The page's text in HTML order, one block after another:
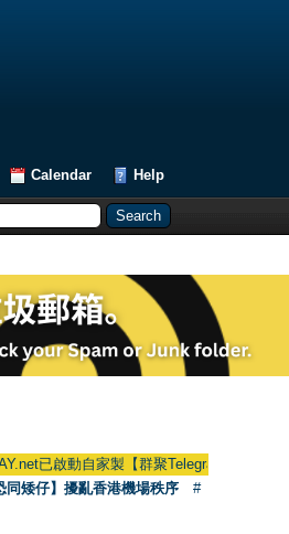
Calendar Help
已啟動自家製【群聚Telegram群組】
同矮仔】擾亂香港機場秩序
#